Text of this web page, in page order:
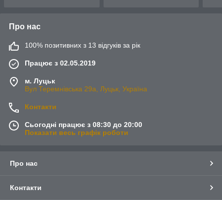
Про нас
100% позитивних з 13 відгуків за рік
Працює з 02.05.2019
м. Луцьк
Вул Теремнівська 29а, Луцьк, Україна
Контакти
Сьогодні працює з 08:30 до 20:00
Показати весь графік роботи
Про нас
Контакти